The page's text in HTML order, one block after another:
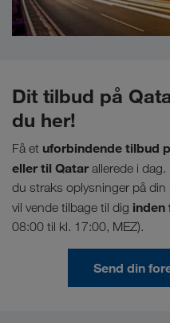
Dit tilbud på
du her!
Få et uforbindende tilbud
eller til Qatar allerede i
du straks oplysninger på
vil vende tilbage til dig inden
08:00 til kl. 17:00, MEZ).
Send din